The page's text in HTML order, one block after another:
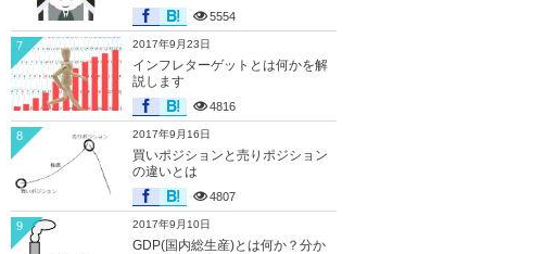
5554
2017年9月23日
インフレターゲットとは何かを解
説します
4816
7
2017年9月16日
買いポジションと売りポジション
の違いとは
4807
8
2017年9月10日
GDP(国内総生産)とは何か？分か
9